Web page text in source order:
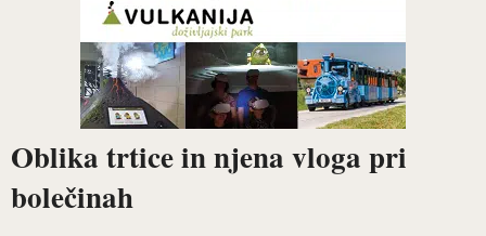
Oblika trtice in njena vloga pri
bolečinah